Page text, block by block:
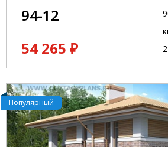
94-12
54 265 ₽
Популярный